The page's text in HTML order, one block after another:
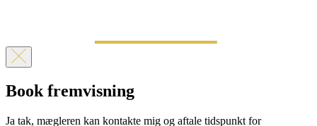
Book fremvisning
Ja tak, mægleren kan kontakte mig og aftale tidspunkt for